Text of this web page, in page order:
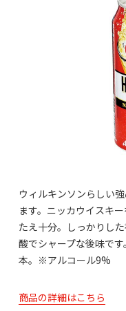
ウィルキンソンらしい
ます。ニッカウイスキ
たえ十分。しっかりし
酸でシャープな後味で
本。※アルコール9%
商品の詳細はこちら